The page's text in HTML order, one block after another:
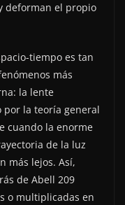
deforman el propio
tiempo es tan
más
la lente
por la teoría general
cuando la enorme
de la luz
más lejos. Así,
de Abell 209
o multiplicadas en